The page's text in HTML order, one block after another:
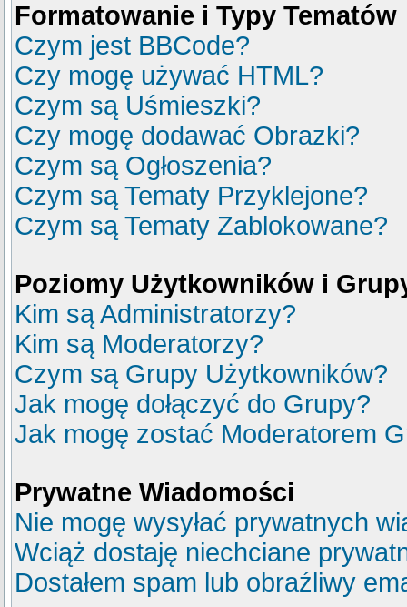
Formatowanie i Typy Tematów
Czym jest BBCode?
Czy mogę używać HTML?
Czym są Uśmieszki?
Czy mogę dodawać Obrazki?
Czym są Ogłoszenia?
Czym są Tematy Przyklejone?
Czym są Tematy Zablokowane?
Poziomy Użytkowników i
Kim są Administratorzy?
Kim są Moderatorzy?
Czym są Grupy Użytkowników?
Jak mogę dołączyć do Grupy?
Jak mogę zostać Moderatorem
Prywatne Wiadomości
Nie mogę wysyłać prywatnych
Wciąż dostaję niechciane
Dostałem spam lub obraźliwy